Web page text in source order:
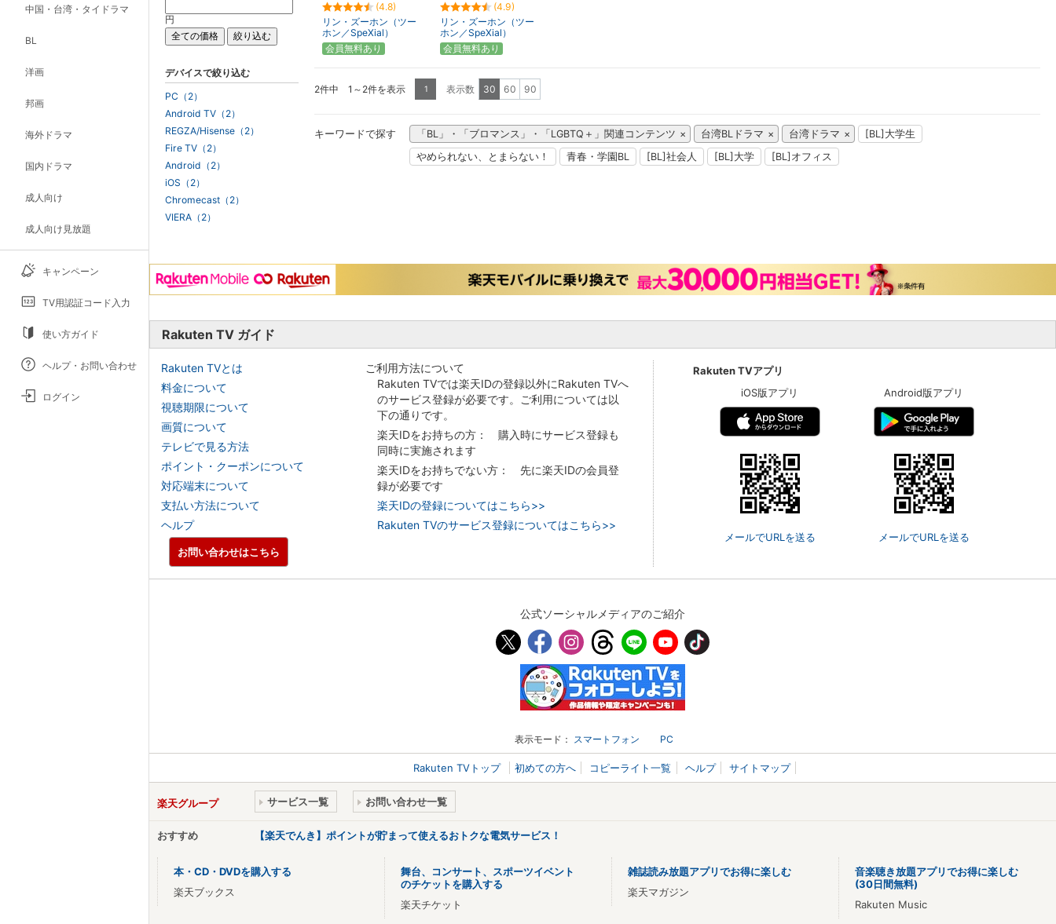
中国・台湾・タイドラマ
BL
洋画
邦画
海外ドラマ
国内ドラマ
成人向け
成人向け見放題
キャンペーン
TV用認証コード入力
使い方ガイド
ヘルプ・お問い合わせ
ログイン
(4.8)
リン・ズーホン（ツー
ホン／SpeXial）
会員無料あり
(4.9)
リン・ズーホン（ツー
ホン／SpeXial）
会員無料あり
2件中 1～2件を表示 1 表示数 30 60 90
キーワードで探す 「BL」・「ブロマンス」・「LGBTQ＋」関連コンテンツ 台湾BLドラマ 台湾ドラマ
[BL]大学生
やめられない、とまらない！
青春・学園BL [BL]社会人 [BL]大学 [BL]オフィス
円
デバイスで絞り込む
PC（2）
Android TV（2）
REGZA/Hisense（2）
Fire TV（2）
Android（2）
iOS（2）
Chromecast（2）
VIERA（2）
Rakuten TV ガイド
Rakuten TVとは
料金について
視聴期限について
画質について
テレビで見る方法
ポイント・クーポンについて
対応端末について
支払い方法について
ヘルプ
ご利用方法について
Rakuten TVでは楽天IDの登録以外にRakuten TVへ
のサービス登録が必要です。ご利用については以
下の通りです。
楽天IDをお持ちの方： 購入時にサービス登録も
同時に実施されます
楽天IDをお持ちでない方： 先に楽天IDの会員登
録が必要です
楽天IDの登録についてはこちら>>
Rakuten TVのサービス登録についてはこちら>>
Rakuten TVアプリ
iOS版アプリ
メールでURLを送る
Android版アプリ
メールでURLを送る
お問い合わせはこちら
公式ソーシャルメディアのご紹介
表示モード： スマートフォン PC
Rakuten TVトップ 初めての方へ コピーライト一覧 ヘルプ サイトマップ
楽天グループ サービス一覧 お問い合わせ一覧
おすすめ 【楽天でんき】ポイントが貯まって使えるおトクな電気サービス！
本・CD・DVDを購入する
楽天ブックス
舞台、コンサート、スポーツイベント
のチケットを購入する
楽天チケット
雑誌読み放題アプリでお得に楽しむ
楽天マガジン
音楽聴き放題アプリでお得に楽しむ
(30日間無料)
Rakuten Music